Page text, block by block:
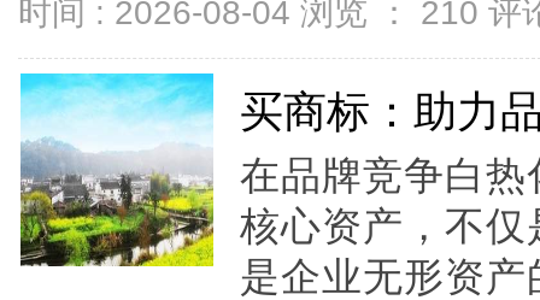
时间 : 2026-08-04 浏览 ： 210 评
买商标：助力
在品牌竞争白
核心资产，不仅
是企业无形资